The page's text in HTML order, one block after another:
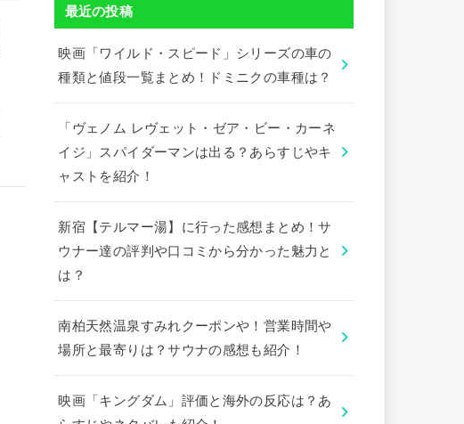
最近の投稿
映画「ワイルド・スピード」シリーズの車の
種類と値段一覧まとめ！ドミニクの車種は？
「ヴェノム レヴェット・ゼア・ビー・カーネ
イジ」スパイダーマンは出る？あらすじやキ
ャストを紹介！
新宿【テルマー湯】に行った感想まとめ！サ
ウナー達の評判や口コミから分かった魅力と
は？
南柏天然温泉すみれクーポンや！営業時間や
場所と最寄りは？サウナの感想も紹介！
映画「キングダム」評価と海外の反応は？あ